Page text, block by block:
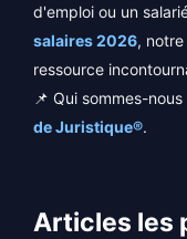
d'emploi ou un
salaires 2026,
ressource
📌 Qui sommes-
de Juristique®.
Articles les